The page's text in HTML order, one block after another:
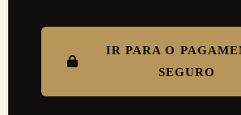
IR PARA O
SEGURO